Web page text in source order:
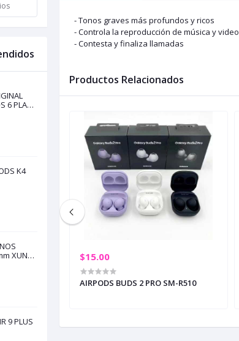
6 PLAY
K4
XUN
9 PLUS
- Tonos graves más profundos y ricos
- Controla la reproducción de música y video
- Contesta y finaliza llamadas
Productos Relacionados
GREY
$15.00
AIRPODS BUDS 2 PRO SM-R510